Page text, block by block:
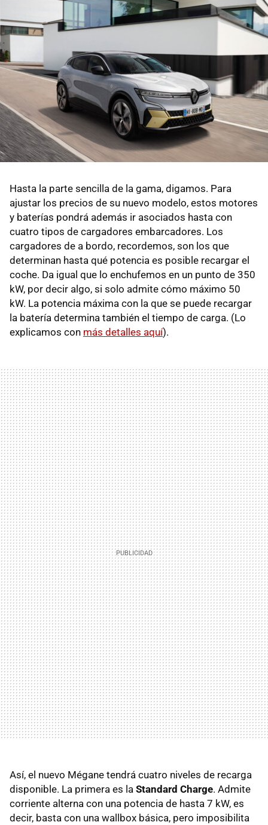
Hasta la parte sencilla de la gama, digamos. Para
ajustar los precios de su nuevo modelo, estos motores
y baterías pondrá además ir asociados hasta con
cuatro tipos de cargadores embarcadores. Los
cargadores de a bordo, recordemos, son los que
determinan hasta qué potencia es posible recargar el
coche. Da igual que lo enchufemos en un punto de 350
kW, por decir algo, si solo admite cómo máximo 50
kW. La potencia máxima con la que se puede recargar
la batería determina también el tiempo de carga. (Lo
explicamos con más detalles aquí).
Así, el nuevo Mégane tendrá cuatro niveles de recarga
disponible. La primera es la Standard Charge. Admite
corriente alterna con una potencia de hasta 7 kW, es
decir, basta con una wallbox básica, pero imposibilita